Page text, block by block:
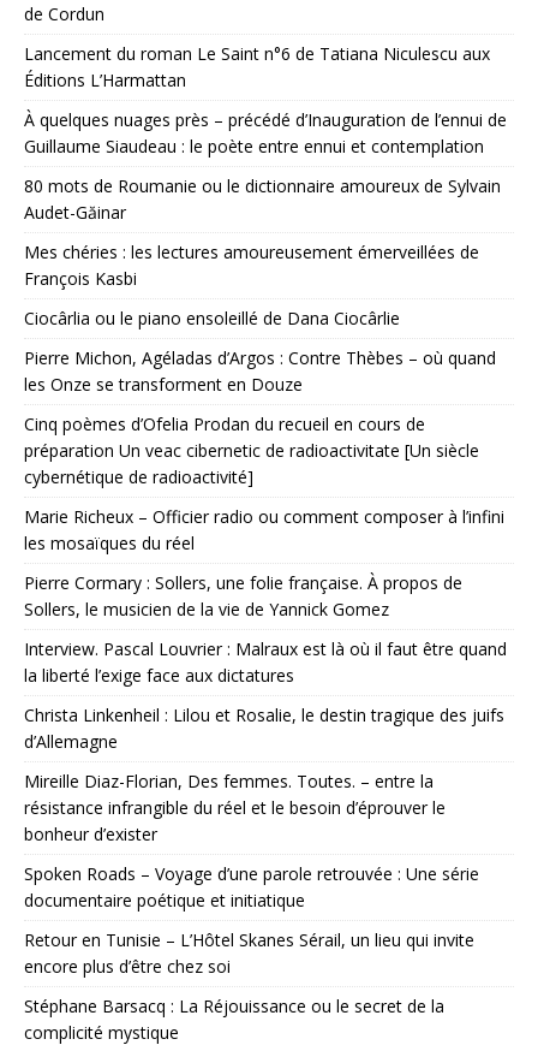
de Cordun
Lancement du roman Le Saint n°6 de Tatiana Niculescu aux
Éditions L’Harmattan
À quelques nuages près – précédé d’Inauguration de l’ennui de
Guillaume Siaudeau : le poète entre ennui et contemplation
80 mots de Roumanie ou le dictionnaire amoureux de Sylvain
Audet-Găinar
Mes chéries : les lectures amoureusement émerveillées de
François Kasbi
Ciocârlia ou le piano ensoleillé de Dana Ciocârlie
Pierre Michon, Agéladas d’Argos : Contre Thèbes – où quand
les Onze se transforment en Douze
Cinq poèmes d’Ofelia Prodan du recueil en cours de
préparation Un veac cibernetic de radioactivitate [Un siècle
cybernétique de radioactivité]
Marie Richeux – Officier radio ou comment composer à l’infini
les mosaïques du réel
Pierre Cormary : Sollers, une folie française. À propos de
Sollers, le musicien de la vie de Yannick Gomez
Interview. Pascal Louvrier : Malraux est là où il faut être quand
la liberté l’exige face aux dictatures
Christa Linkenheil : Lilou et Rosalie, le destin tragique des juifs
d’Allemagne
Mireille Diaz-Florian, Des femmes. Toutes. – entre la
résistance infrangible du réel et le besoin d’éprouver le
bonheur d’exister
Spoken Roads – Voyage d’une parole retrouvée : Une série
documentaire poétique et initiatique
Retour en Tunisie – L’Hôtel Skanes Sérail, un lieu qui invite
encore plus d’être chez soi
Stéphane Barsacq : La Réjouissance ou le secret de la
complicité mystique